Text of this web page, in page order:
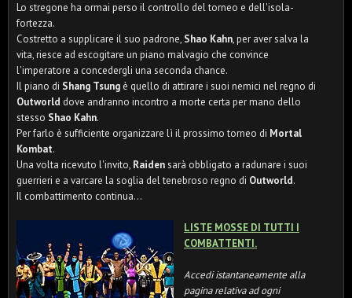
Lo stregone ha ormai perso il controllo del torneo e dell'isola-
fortezza.
Costretto a supplicare il suo padrone, Shao Kahn, per aver salva la
vita, riesce ad escogitare un piano malvagio che convince
l'imperatore a concedergli una seconda chance.
Il piano di Shang Tsung è quello di attirare i suoi nemici nel regno di
Outworld dove andranno incontro a morte certa per mano dello
stesso Shao Kahn.
Per farlo è sufficiente organizzare lì il prossimo torneo di Mortal
Kombat.
Una volta ricevuto l'invito, Raidensarà obbligato a radunare i suoi
guerrieri e a varcare la soglia del tenebroso regno di Outworld.
Il combattimento continua...
LISTE MOSSE DI TUTTI I
COMBATTENTI.
Accedi istantaneamente alla
pagina relativa ad ogni